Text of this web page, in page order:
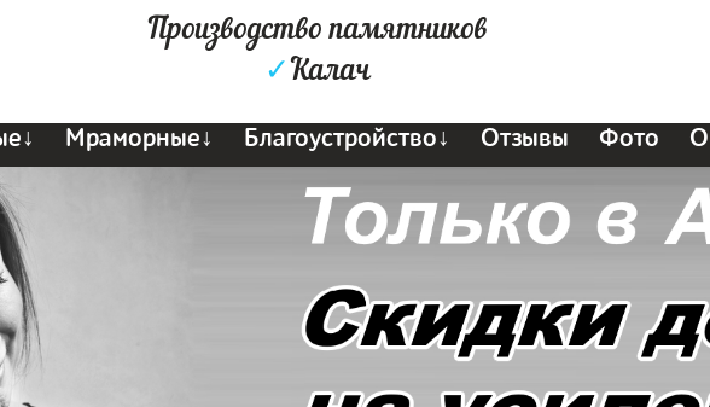
Производство памятников
✓Калач
Мраморные↓ Благоустройство↓ Отзывы Фото